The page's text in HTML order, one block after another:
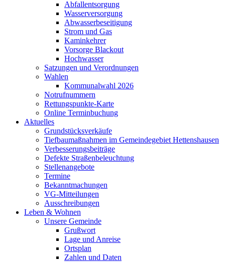
Abfallentsorgung
Wasserversorgung
Abwasserbeseitigung
Strom und Gas
Kaminkehrer
Vorsorge Blackout
Hochwasser
Satzungen und Verordnungen
Wahlen
Kommunalwahl 2026
Notrufnummern
Rettungspunkte-Karte
Online Terminbuchung
Aktuelles
Grundstücksverkäufe
Tiefbaumaßnahmen im Gemeindegebiet Hettenshausen
Verbesserungsbeiträge
Defekte Straßenbeleuchtung
Stellenangebote
Termine
Bekanntmachungen
VG-Mitteilungen
Ausschreibungen
Leben & Wohnen
Unsere Gemeinde
Grußwort
Lage und Anreise
Ortsplan
Zahlen und Daten